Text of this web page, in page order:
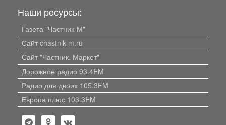
Наши ресурсы:
Газета "Частник-М"
Сайт chastnik-m.ru
Сайт "Частник. Маркет"
Дорожное радио 93.4FM
Радио для двоих 105.3FM
Европа плюс 103.3FM